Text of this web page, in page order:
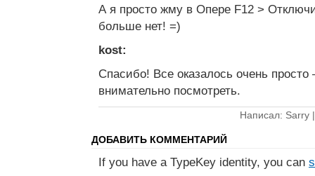
А я просто жму в Опере F12 >
больше нет! =)
kost:
Спасибо! Все оказалось очень
внимательно посмотреть.
Написал: Sarry
ДОБАВИТЬ КОММЕНТАРИЙ
If you have a TypeKey identity, you can